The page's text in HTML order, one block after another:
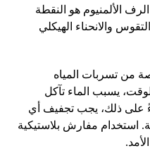
الألمنيوم هو النقطة
والانحناء الهيكلي
من تسربات المياه
يسبب الماء تآكل
على ذلك، يجب تجفيف أي
استخدام مفارش بلاستيكية